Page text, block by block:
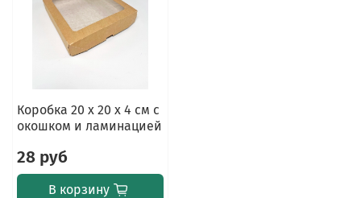
Коробка 20 х 20 х 4 см с
окошком и ламинацией
28 руб
В корзину